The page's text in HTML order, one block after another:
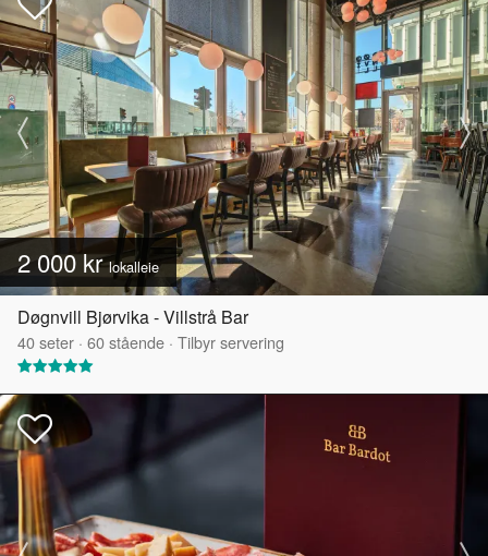
2 000 krlokalleie
Døgnvill Bjørvika - Villstrå Bar
40seter · 60stående · Tilbyr servering